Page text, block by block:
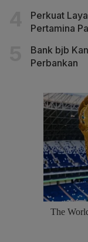
Perkuat
Pertamina
Bank bjb
Perbankan